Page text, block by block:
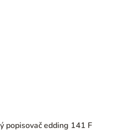
popisovač edding 141 F
hodnotenie